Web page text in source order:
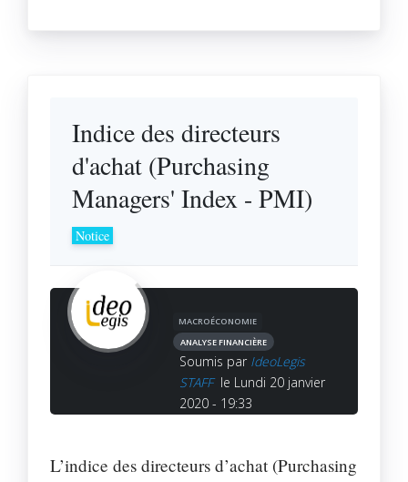
Indice des directeurs
d'achat (Purchasing
Managers' Index - PMI)
Notice
MACROÉCONOMIE
ANALYSE FINANCIÈRE
Soumis par IdeoLegis
STAFF le Lundi 20 janvier
2020 - 19:33
L’indice des directeurs d’achat (Purchasing